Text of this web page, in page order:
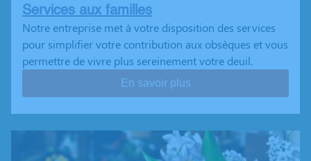
Services aux familles
Notre entreprise met à votre disposition des services
pour simplifier votre contribution aux obsèques et vous
permettre de vivre plus sereinement votre deuil.
En savoir plus